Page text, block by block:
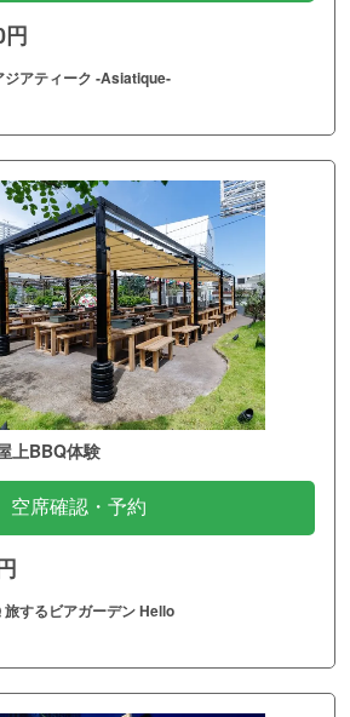
アティーク ‐Asiatique‐
上BBQ体験
空席確認・予約
するビアガーデン Hello